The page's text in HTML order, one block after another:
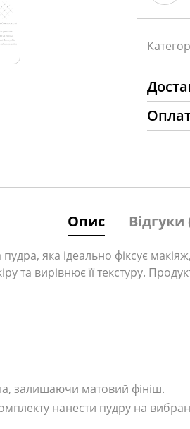
Опис Відгуки
пудра, яка ідеально фіксує
вирівнює її текстуру.
залишаючи матовий фініш.
нанести пудру на